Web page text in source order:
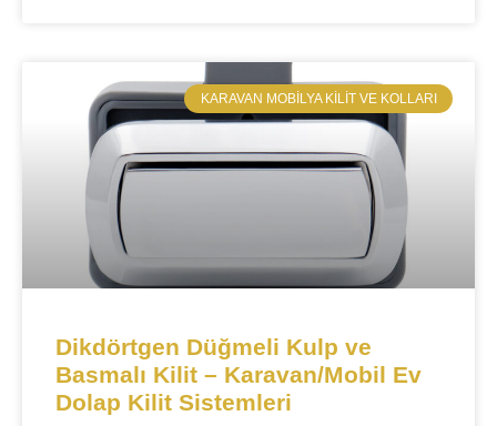
​KARAVAN MOBILYA KILIT VE KOLLARI
​​Dikdörtgen Düğmeli Kulp ve
Basmalı Kilit – Karavan/Mobil Ev
Dolap Kilit Sistemleri​